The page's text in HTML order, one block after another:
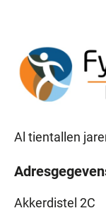
Al tientallen
Akkerdistel 2C